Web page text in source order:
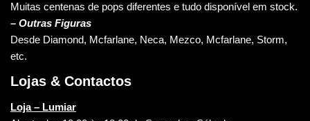
Muitas centenas de pops diferentes e tudo disponível em stock.
– Outras Figuras
Desde Diamond, Mcfarlane, Neca, Mezco, Mcfarlane, Storm,
etc.
Lojas & Contactos
Loja – Lumiar